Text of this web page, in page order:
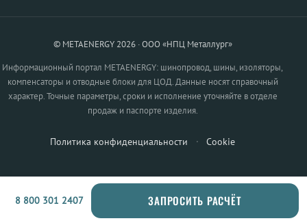
© METAENERGY 2026 · ООО «НПЦ Металлург»
Информационный портал METAENERGY: шинопровод, шины, изоляторы,
компенсаторы и отводные блоки для ЦОД. Данные носят справочный
характер. Точные параметры, сроки и исполнение уточняйте в отделе
продаж и паспорте изделия.
Политика конфиденциальности · Cookie
8 800 301 2407 ЗАПРОСИТЬ РАСЧЁТ